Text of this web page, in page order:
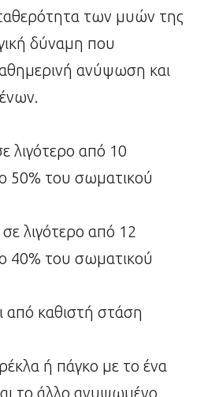
των μυών της
δύναμη που
ανύψωση και
λιγότερο από 10
50% του σωματικού
λιγότερο από 12
40% του σωματικού
από καθιστή στάση
ή πάγκο με το ένα
το άλλο ανυψωμένο.